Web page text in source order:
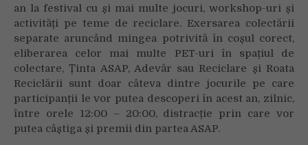
Lidl
România.
Ce
jocuri
și
workshopuri
îi
așteaptă
participanți
an la festival cu și mai multe jocuri, workshop-uri și
activități pe teme de reciclare. Exersarea colectării
separate aruncând mingea potrivită în coșul corect,
eliberarea celor mai multe PET-uri în spațiul de
colectare, Ținta ASAP, Adevăr sau Reciclare și Roata
Reciclării sunt doar câteva dintre jocurile pe care
participanții le vor putea descoperi în acest an, zilnic,
între orele 12:00 – 20:00, distracție prin care vor
putea câștiga și premii din partea ASAP.